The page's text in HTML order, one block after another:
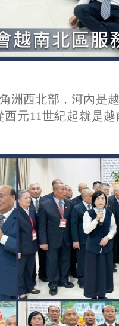
洲西北部，河內是
元11世紀起就是